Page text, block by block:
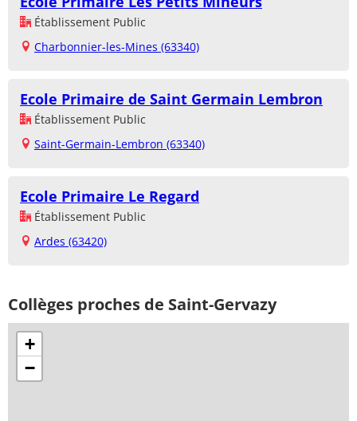
Établissement Public
Charbonnier-les-Mines (63340)
Ecole Primaire de Saint Germain Lembron
Établissement Public
Saint-Germain-Lembron (63340)
Ecole Primaire Le Regard
Établissement Public
Ardes (63420)
Collèges proches de Saint-Gervazy
+
−